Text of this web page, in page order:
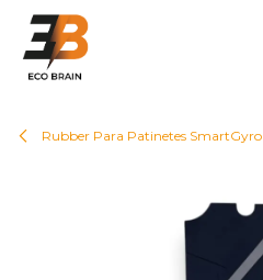
Rubber Para Patinetes SmartGyro